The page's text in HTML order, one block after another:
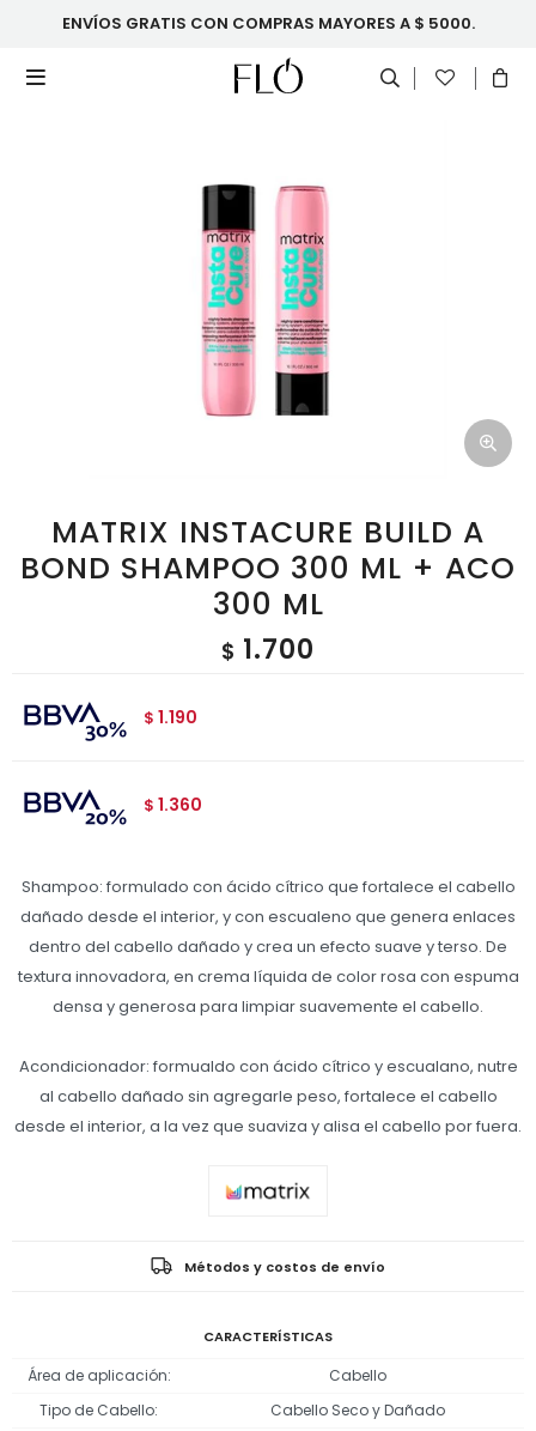
ENVÍOS GRATIS CON COMPRAS MAYORES A $ 5000.

MATRIX INSTACURE BUILD A
BOND SHAMPOO 300 ML + ACO
300 ML
$ 1.700
$ 1.190
$ 1.360
Shampoo: formulado con ácido cítrico que fortalece el cabello
dañado desde el interior, y con escualeno que genera enlaces
dentro del cabello dañado y crea un efecto suave y terso. De
textura innovadora, en crema líquida de color rosa con espuma
densa y generosa para limpiar suavemente el cabello.
Acondicionador: formualdo con ácido cítrico y escualano, nutre
al cabello dañado sin agregarle peso, fortalece el cabello
desde el interior, a la vez que suaviza y alisa el cabello por fuera.
Métodos y costos de envío
CARACTERÍSTICAS
Área de aplicación
Cabello
Tipo de Cabello
Cabello Seco y Dañado